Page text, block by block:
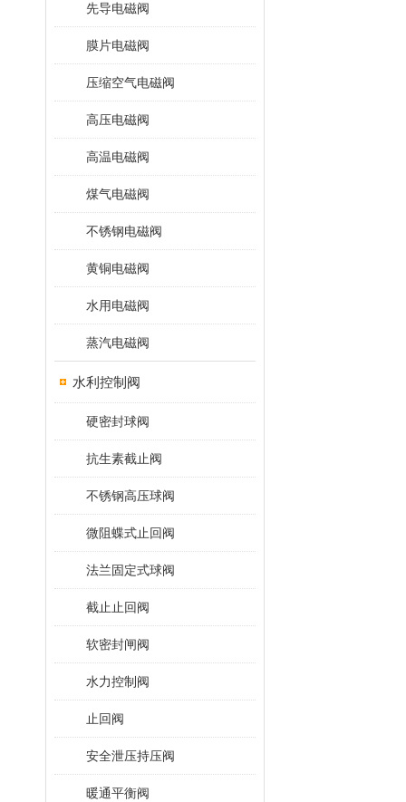
先导电磁阀
膜片电磁阀
压缩空气电磁阀
高压电磁阀
高温电磁阀
煤气电磁阀
不锈钢电磁阀
黄铜电磁阀
水用电磁阀
蒸汽电磁阀
水利控制阀
硬密封球阀
抗生素截止阀
不锈钢高压球阀
微阻蝶式止回阀
法兰固定式球阀
截止止回阀
软密封闸阀
水力控制阀
止回阀
安全泄压持压阀
暖通平衡阀